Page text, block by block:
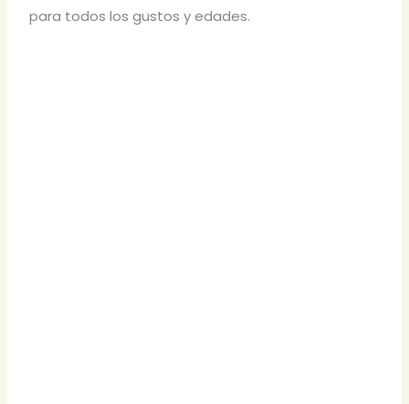
para todos los gustos y edades.